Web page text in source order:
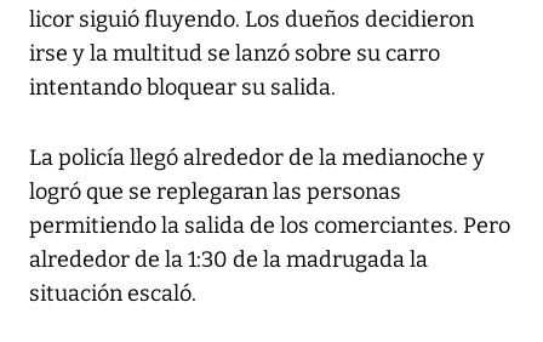
licor siguió fluyendo. Los dueños decidieron
irse y la multitud se lanzó sobre su carro
intentando bloquear su salida.
La policía llegó alrededor de la medianoche y
logró que se replegaran las personas
permitiendo la salida de los comerciantes. Pero
alrededor de la 1:30 de la madrugada la
situación escaló.